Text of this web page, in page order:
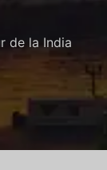
de la India